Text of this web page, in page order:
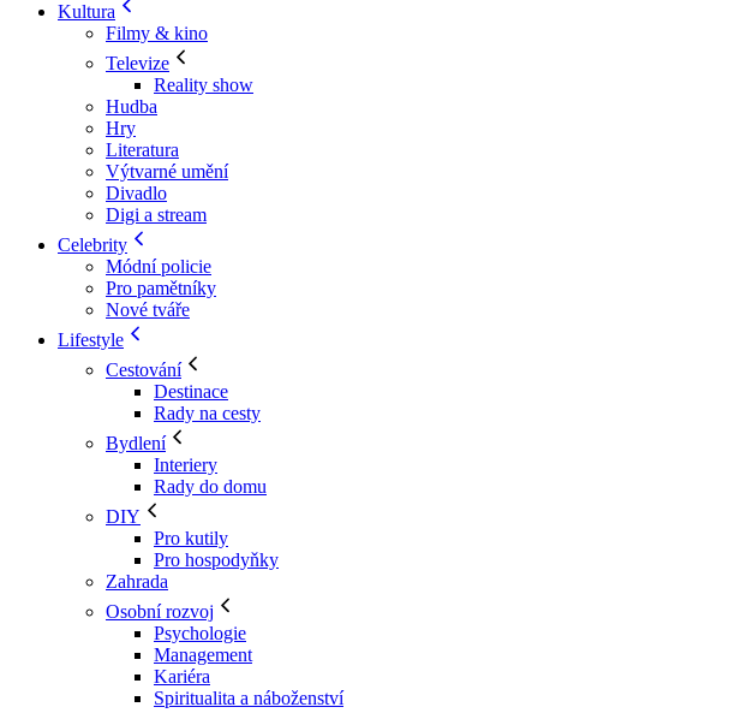
Kultura
Filmy & kino
Televize
Reality show
Hudba
Hry
Literatura
Výtvarné umění
Divadlo
Digi a stream
Celebrity
Módní policie
Pro pamětníky
Nové tváře
Lifestyle
Cestování
Destinace
Rady na cesty
Bydlení
Interiery
Rady do domu
DIY
Pro kutily
Pro hospodyňky
Zahrada
Osobní rozvoj
Psychologie
Management
Kariéra
Spiritualita a náboženství